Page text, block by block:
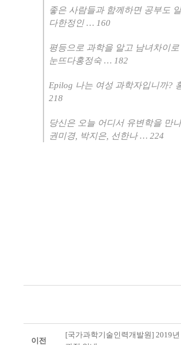
좋은 사람들과 함께하면 공부도
다한정인… 160
평등으로 과학을 알고 남녀차이
눈뜨다홍정숙 … 182
Epilog 나는 여성 과학자입니까?
218
당신은 오늘 어디서 유변학을 만
권미경, 박지은 선한나… 224
이전
[국가과학기술인력개발원] 2019